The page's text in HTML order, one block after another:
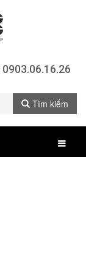
0903.06.16.26
Tìm kiếm